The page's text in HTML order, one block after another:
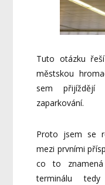
Tuto otázku
městskou
sem
zaparkování.
Proto jsem se
mezi prvními
co to
terminálu